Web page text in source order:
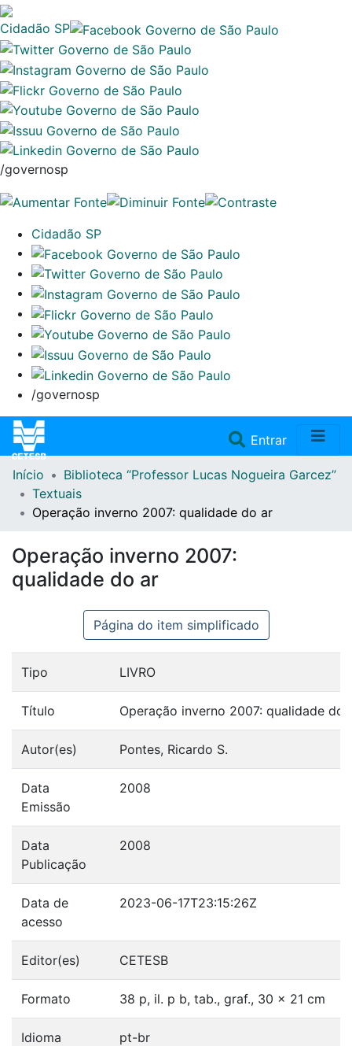
Cidadão SP
/governosp
Cidadão SP
/governosp
Entrar(current)
Home
Repositório
Doações/Aquisições
Fale Conosco
Início
Biblioteca “Professor Lucas Nogueira Garcez”
Textuais
Operação inverno 2007: qualidade do ar
Operação inverno 2007:
qualidade do ar
Página do item simplificado
Tipo LIVRO
Título Operação inverno 2007: qualidade do
Autor(es) Pontes, Ricardo S.
Data
Emissão
2008
Data
Publicação
2008
Data de
acesso
2023-06-17T23:15:26Z
Editor(es) CETESB
Formato 38 p, il. p b, tab., graf., 30 x 21 cm
Idioma pt-br